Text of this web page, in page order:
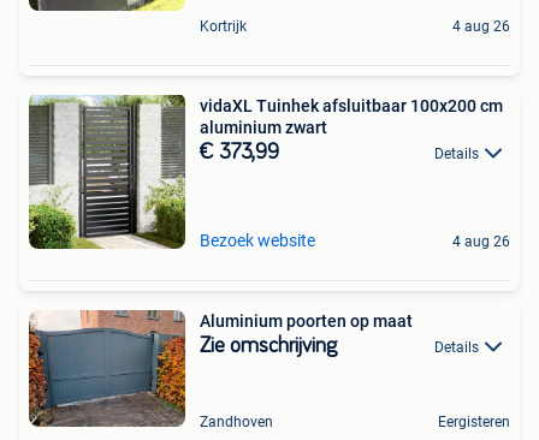
Kortrijk 4 aug 26
vidaXL Tuinhek afsluitbaar 100x200 cm
aluminium zwart
€ 373,99 Details
Bezoek website 4 aug 26
Aluminium poorten op maat
Zie omschrijving Details
Zandhoven Eergisteren